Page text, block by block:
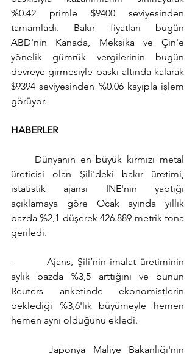
%0.42 primle $9400 seviyesinden
tamamladı. Bakır fiyatları bugün
ABD'nin Kanada, Meksika ve Çin'e
yönelik gümrük vergilerinin bugün
devreye girmesiyle baskı altında kalarak
$9394 seviyesinden %0.06 kayıpla işlem
görüyor.
HABERLER
Dünyanın en büyük kırmızı metal
üreticisi olan Şili'deki bakır üretimi,
istatistik ajansı INE'nin yaptığı
açıklamaya göre Ocak ayında yıllık
bazda %2,1 düşerek 426.889 metrik tona
geriledi.
-        Ajans, Şili’nin imalat üretiminin
aylık bazda %3,5 arttığını ve bunun
Reuters anketinde ekonomistlerin
beklediği %3,6'lık büyümeyle hemen
hemen aynı olduğunu ekledi.
Japonya Maliye Bakanlığı'nın